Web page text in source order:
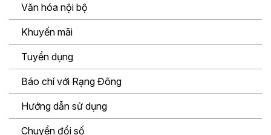
Văn hóa nội bộ
Khuyến mãi
Tuyển dụng
Báo chí với Rạng Đông
Hướng dẫn sử dụng
Chuyển đổi số